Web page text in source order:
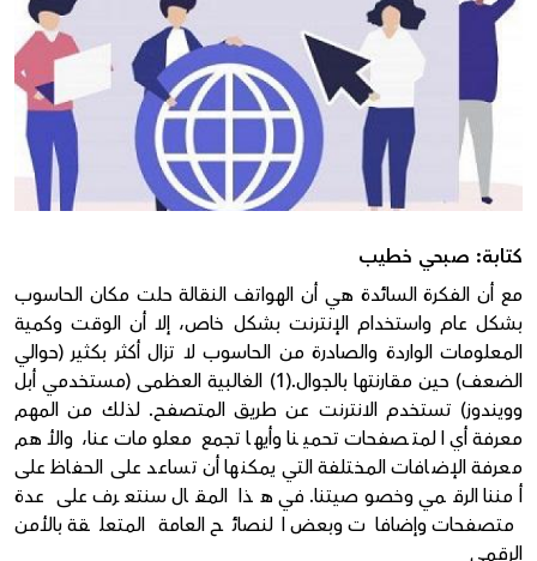
كتابة: صبحي خطيب
مع أن الفكرة السائدة هي أن الهواتف النقالة حلت مكان الحاسوب
بشكل عام واستخدام الإنترنت بشكل خاص، إلا أن الوقت وكمية
المعلومات الواردة والصادرة من الحاسوب لا تزال أكثر بكثير (حوالي
الضعف) حين مقارنتها بالجوال.(1) الغالبية العظمى (مستخدمي أبل
وويندوز) تستخدم الانترنت عن طريق المتصفح.لذلك من المهم
معرفة أي المتصفحات تحمينا وأيها تجمع معلومات عنا، والأهم
معرفة الإضافات المختلفة التي يمكنها أن تساعد على الحفاظ على
أمننا الرقمي وخصوصيتنا. في هذا المقال سنتعرف على عدة
متصفحات وإضافات وبعض النصائح العامة المتعلقة بالأمن
الرقمي